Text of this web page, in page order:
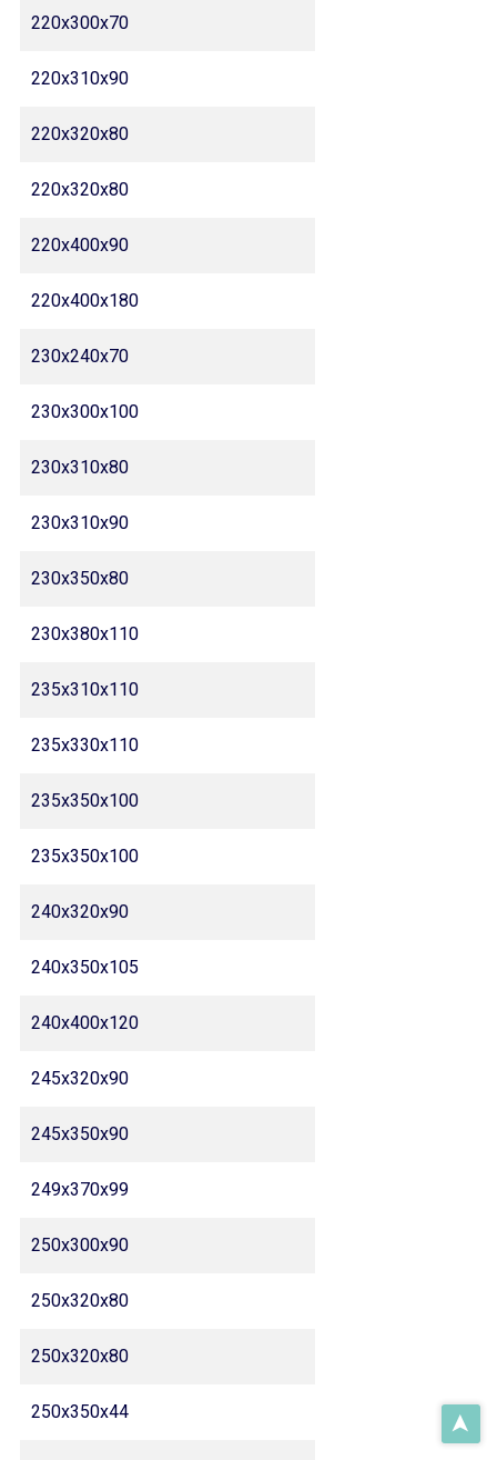
220x300x70
220x310x90
220x320x80
220x320x80
220x400x90
220x400x180
230x240x70
230x300x100
230x310x80
230x310x90
230x350x80
230x380x110
235x310x110
235x330x110
235x350x100
235x350x100
240x320x90
240x350x105
240x400x120
245x320x90
245x350x90
249x370x99
250x300x90
250x320x80
250x320x80
250x350x44
➤